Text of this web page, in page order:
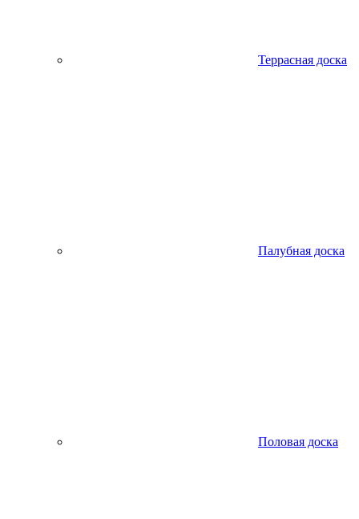
Террасная доска
Палубная доска
Половая доска